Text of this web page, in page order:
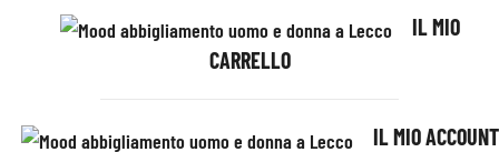
IL MIO
CARRELLO
IL MIO ACCOUNT